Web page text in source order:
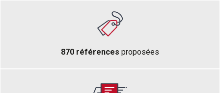
870 références proposées